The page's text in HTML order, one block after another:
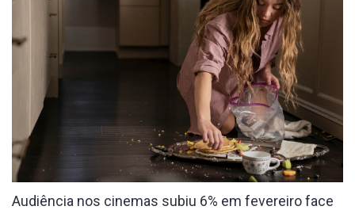
Audiência nos cinemas subiu 6% em fevereiro face